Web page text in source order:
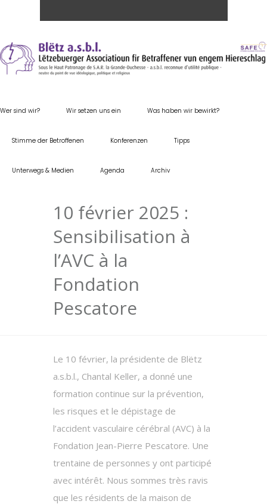
Wer sind wir? Wir setzen uns ein Was haben wir bewirkt?
Stimme der Betroffenen Konferenzen Tipps
Unterwegs & Medien Agenda Archiv
10 février 2025 :
Sensibilisation à
l’AVC à la
Fondation
Pescatore
Le 10 février, la présidente de Blëtz
a.s.b.l., Chantal Keller, a donné une
formation continue sur la prévention,
les risques et le dépistage de
l’accident vasculaire cérébral (AVC) à la
Fondation Jean-Pierre Pescatore. Une
trentaine de personnes y ont participé
avec intérêt. Nous sommes très ravis
que les résidents de la maison de